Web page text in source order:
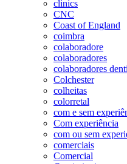
clinics
CNC
Coast of England
coimbra
colaboradore
colaboradores
colaboradores
Colchester
colheitas
colorretal
com e sem
Com experiência
com ou sem
comerciais
Comercial